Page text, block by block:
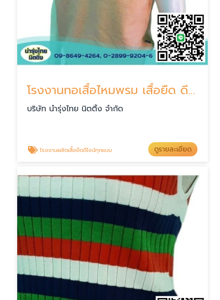
โรงงานทอเสื้อไหมพรม เสื้อยืด ดีไซน์ทุกแบบ
บริษัท นำรุ่งไทย นิตติ้ง จำกัด
โรงงานผลิตเสื้อยืดดีไซน์ทุกแบบ ดูรายละเอียด